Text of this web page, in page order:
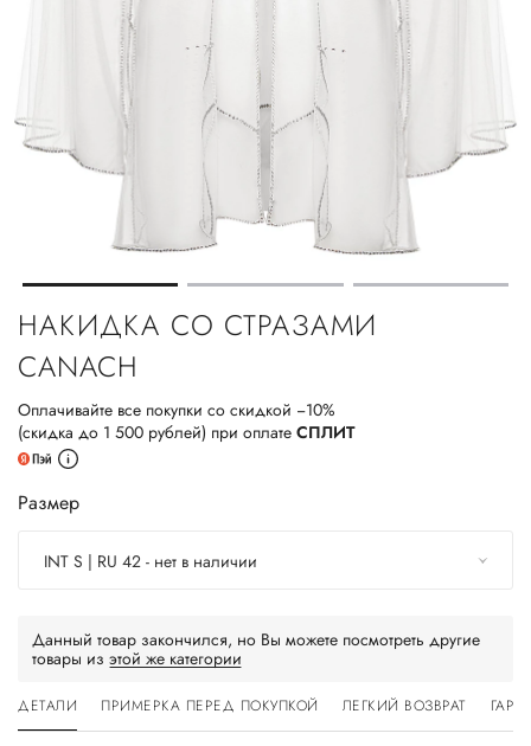
НАКИДКА СО СТРАЗАМИ
CANACH
Оплачивайте все покупки со скидкой −10%
(скидка до 1 500 рублей) при оплате СПЛИТ
Размер
INT S | RU 42 - нет в наличии
Данный товар закончился, но Вы можете посмотреть другие
товары из этой же категории
ДЕТАЛИ ПРИМЕРКА ПЕРЕД ПОКУПКОЙ ЛЕГКИЙ ВОЗВРАТ